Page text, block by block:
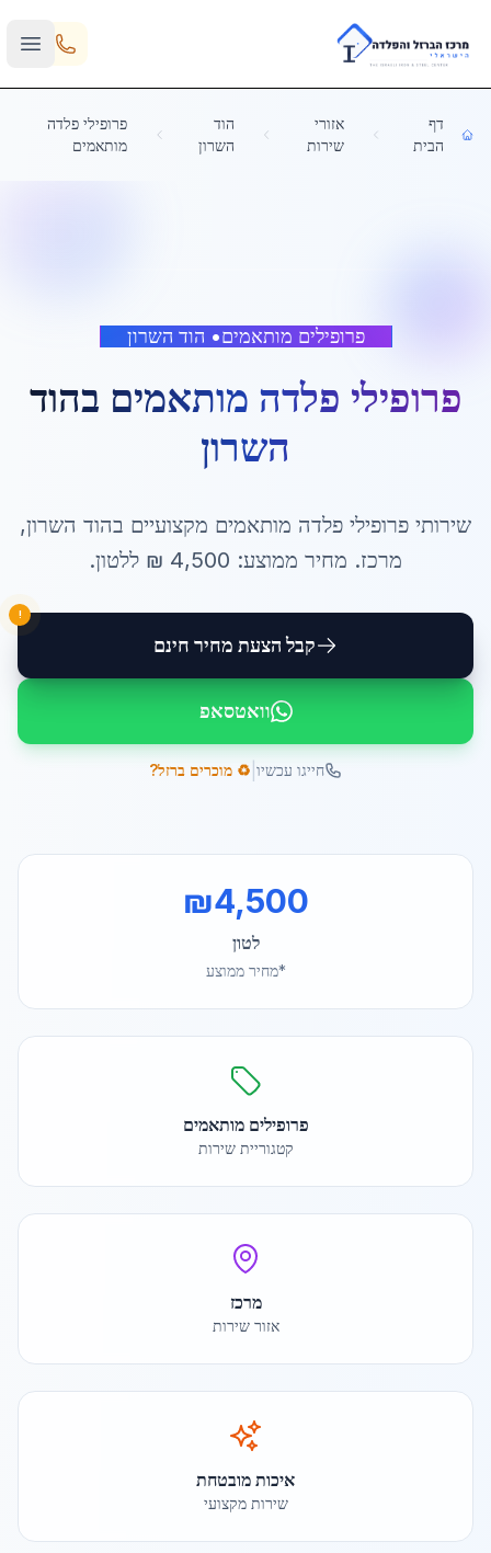
Skip to main content
דף
הבית
אזורי
שירות
הוד
השרון
פרופילי פלדה
מותאמים
פרופילים מותאמים• הוד השרון
פרופילי פלדה מותאמים בהוד
השרון
שירותי פרופילי פלדה מותאמים מקצועיים בהוד השרון,
מרכז. מחיר ממוצע: 4,500 ₪ ללטון.
קבל הצעת מחיר חינם
!
וואטסאפ
חייגו עכשיו ♻️ מוכרים ברזל?
₪4,500
לטון
*מחיר ממוצע
פרופילים מותאמים
קטגוריית שירות
מרכז
אזור שירות
איכות מובטחת
שירות מקצועי